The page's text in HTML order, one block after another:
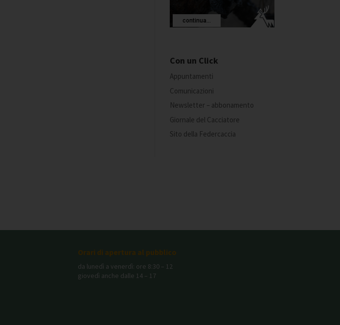
continua...
Con un Click
Appuntamenti
Comunicazioni
Newsletter – abbonamento
Giornale del Cacciatore
Sito della Federcaccia
Orari di apertura al pubblico
da lunedì a venerdì: ore 8:30 – 12
giovedì anche dalle 14 – 17